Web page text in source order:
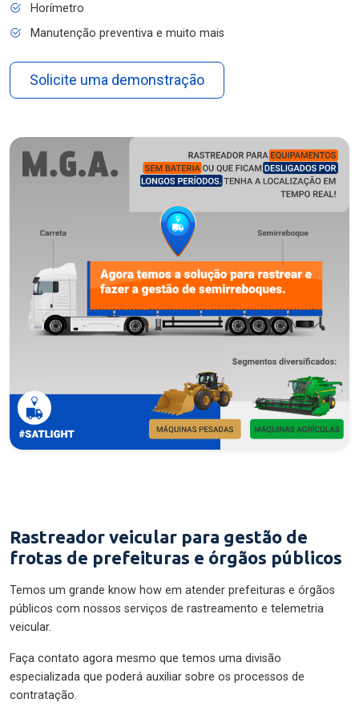
Horímetro
Manutenção preventiva e muito mais
Solicite uma demonstração
Rastreador veicular para gestão de
frotas de prefeituras e órgãos públicos
Temos um grande know how em atender prefeituras e órgãos
públicos com nossos serviços de rastreamento e telemetria
veicular.
Faça contato agora mesmo que temos uma divisão
especializada que poderá auxiliar sobre os processos de
contratação.